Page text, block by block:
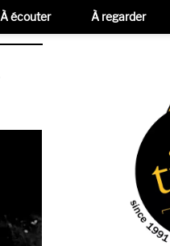
À écouter À regarder